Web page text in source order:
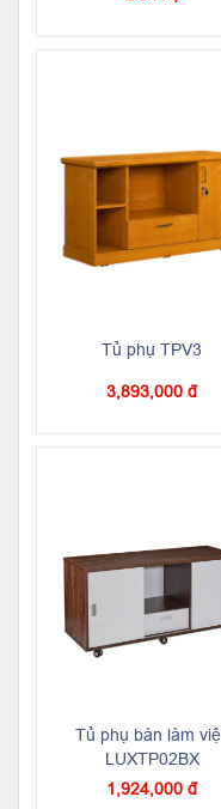
Tủ phụ TPV3
3,893,000 đ
Tủ phụ bàn làm
LUXTP02BX
1,924,000 đ